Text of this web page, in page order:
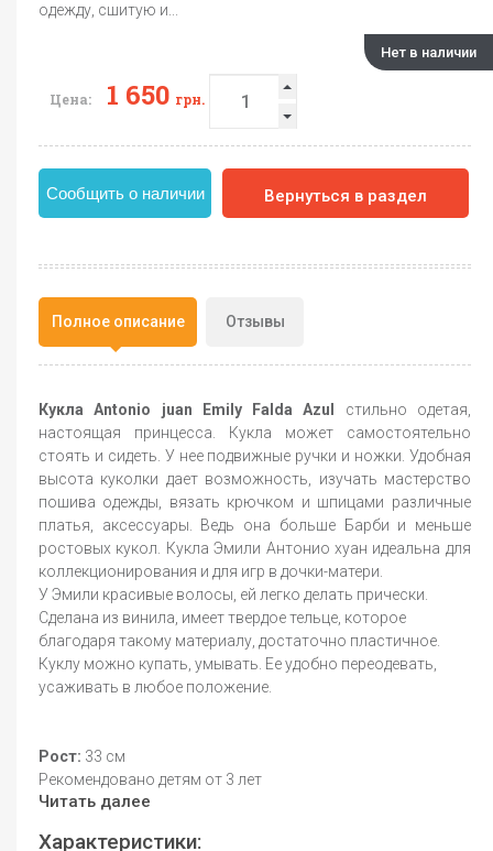
одежду, сшитую и...
Нет в наличии
Цена: 1 650 грн.
Сообщить о наличии Вернуться в раздел
Полное описание Отзывы
Кукла Antonio juan Emily Falda Azul стильно одетая,
настоящая принцесса. Кукла может самостоятельно
стоять и сидеть. У нее подвижные ручки и ножки. Удобная
высота куколки дает возможность, изучать мастерство
пошива одежды, вязать крючком и шпицами различные
платья, аксессуары. Ведь она больше Барби и меньше
ростовых кукол. Кукла Эмили Антонио хуан идеальна для
коллекционирования и для игр в дочки-матери.
У Эмили красивые волосы, ей легко делать прически.
Сделана из винила, имеет твердое тельце, которое
благодаря такому материалу, достаточно пластичное.
Куклу можно купать, умывать. Ее удобно переодевать,
усаживать в любое положение.
Рост: 33 см
Рекомендовано детям от 3 лет
Читать далее
Характеристики: